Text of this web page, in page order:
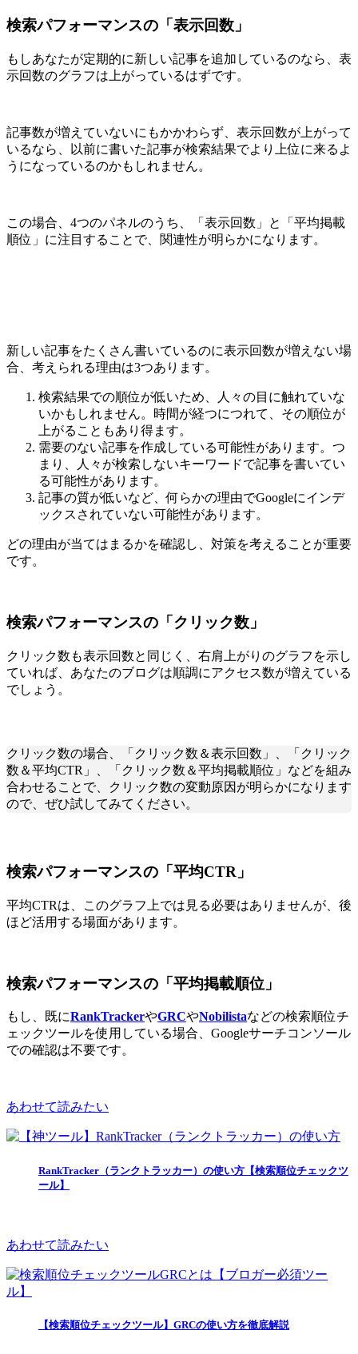
検索パフォーマンスの「表示回数」
もしあなたが定期的に新しい記事を追加しているのなら、表
示回数のグラフは上がっているはずです。
記事数が増えていないにもかかわらず、表示回数が上がって
いるなら、以前に書いた記事が検索結果でより上位に来るよ
うになっているのかもしれません。
この場合、4つのパネルのうち、「表示回数」と「平均掲載
順位」に注目することで、関連性が明らかになります。
新しい記事をたくさん書いているのに表示回数が増えない場
合、考えられる理由は3つあります。
検索結果での順位が低いため、人々の目に触れていな
いかもしれません。時間が経つにつれて、その順位が
上がることもあり得ます。
需要のない記事を作成している可能性があります。つ
まり、人々が検索しないキーワードで記事を書いてい
る可能性があります。
記事の質が低いなど、何らかの理由でGoogleにインデ
ックスされていない可能性があります。
どの理由が当てはまるかを確認し、対策を考えることが重要
です。
検索パフォーマンスの「クリック数」
クリック数も表示回数と同じく、右肩上がりのグラフを示し
ていれば、あなたのブログは順調にアクセス数が増えている
でしょう。
クリック数の場合、「クリック数＆表示回数」、「クリック
数＆平均CTR」、「クリック数＆平均掲載順位」などを組み
合わせることで、クリック数の変動原因が明らかになります
ので、ぜひ試してみてください。
検索パフォーマンスの「平均CTR」
平均CTRは、このグラフ上では見る必要はありませんが、後
ほど活用する場面があります。
検索パフォーマンスの「平均掲載順位」
もし、既にRankTrackerやGRCやNobilistaなどの検索順位チ
ェックツールを使用している場合、Googleサーチコンソール
での確認は不要です。
あわせて読みたい
RankTracker（ランクトラッカー）の使い方【検索順位チェックツ
ール】
あわせて読みたい
【検索順位チェックツール】GRCの使い方を徹底解説